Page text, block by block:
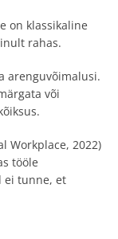
on klassikaline
rahas.
arenguvõimalusi.
või
Workplace, 2022)
tööle
ei tunne, et